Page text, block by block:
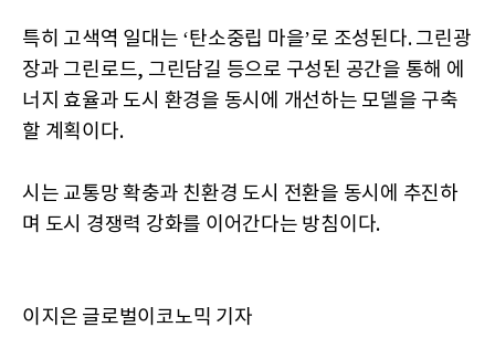
특히 고색역 일대는 ‘탄소중립 마을’로 조성된다. 그린광
장과 그린로드, 그린담길 등으로 구성된 공간을 통해 에
너지 효율과 도시 환경을 동시에 개선하는 모델을 구축
할 계획이다.
시는 교통망 확충과 친환경 도시 전환을 동시에 추진하
며 도시 경쟁력 강화를 이어간다는 방침이다.
이지은 글로벌이코노믹 기자